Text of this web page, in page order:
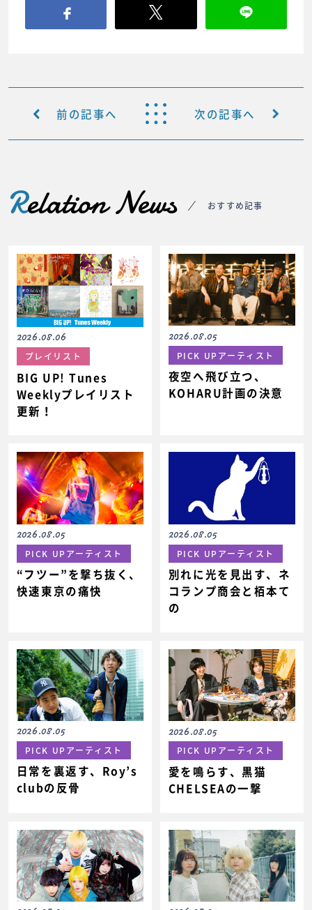
前の記事へ 次の記事へ
Relation News おすすめ記事
2026.08.06
プレイリスト
BIG UP! Tunes
Weeklyプレイリスト
更新！
2026.08.05
PICK UPアーティスト
夜空へ飛び立つ、
KOHARU計画の決意
2026.08.05
PICK UPアーティスト
“フツー”を撃ち抜く、
快速東京の痛快
2026.08.05
PICK UPアーティスト
別れに光を見出す、ネ
コランプ商会と栢本て
の
2026.08.05
PICK UPアーティスト
日常を裏返す、Roy’s
clubの反骨
2026.08.05
PICK UPアーティスト
愛を鳴らす、黒猫
CHELSEAの一撃